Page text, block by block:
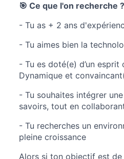
🎯 Ce que l'on recherche ?
- Tu as + 2 ans
- Tu aimes bien la
- Tu es doté(e) d’un
Dynamique et
- Tu souhaites intégrer
savoirs, tout en
- Tu recherches un
pleine croissance
Alors si ton objectif est de